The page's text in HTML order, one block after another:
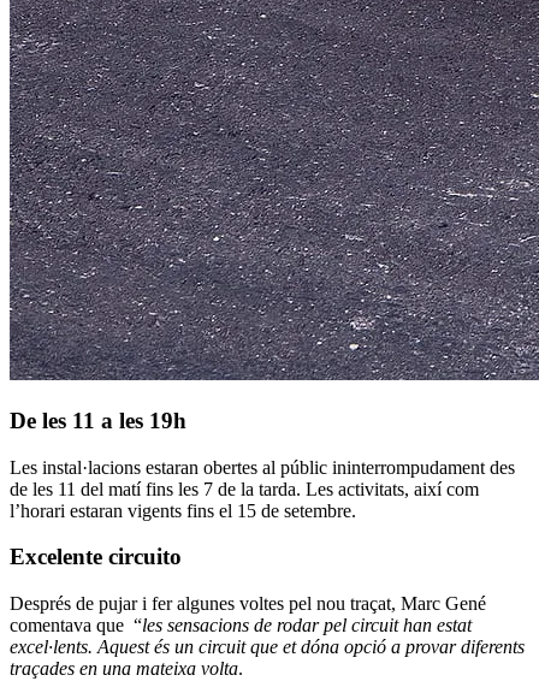
De les 11 a les 19h
Les instal·lacions estaran obertes al públic ininterrompudament des
de les 11 del matí fins les 7 de la tarda. Les activitats, així com
l’horari estaran vigents fins el 15 de setembre.
Excelente circuito
Després de pujar i fer algunes voltes pel nou traçat, Marc Gené
comentava que “les sensacions de rodar pel circuit han estat
excel·lents. Aquest és un circuit que et dóna opció a provar diferents
traçades en una mateixa volta.